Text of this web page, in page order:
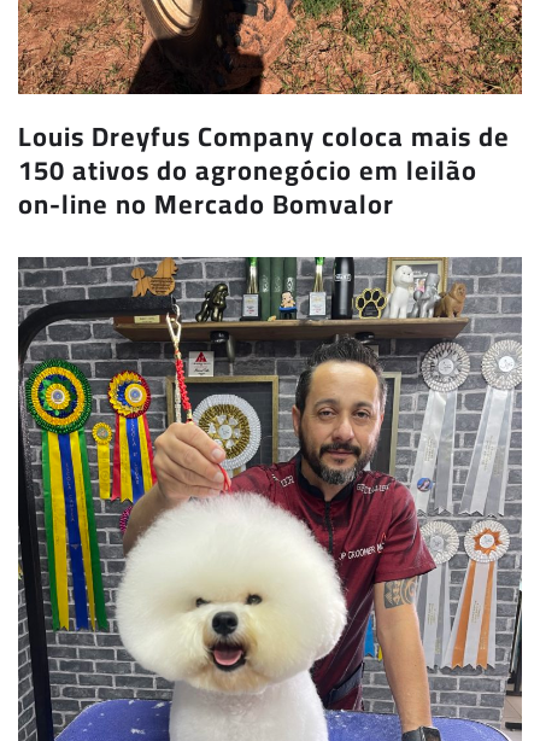
Louis Dreyfus Company coloca mais de
150 ativos do agronegócio em leilão
on-line no Mercado Bomvalor